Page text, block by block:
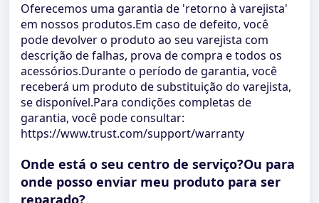
Oferecemos uma garantia de 'retorno à varejista'
em nossos produtos.Em caso de defeito, você
pode devolver o produto ao seu varejista com
descrição de falhas, prova de compra e todos os
acessórios.Durante o período de garantia, você
receberá um produto de substituição do varejista,
se disponível.Para condições completas de
garantia, você pode consultar:
https://www.trust.com/support/warranty
Onde está o seu centro de serviço?Ou para
onde posso enviar meu produto para ser
reparado?